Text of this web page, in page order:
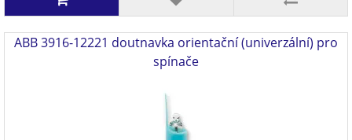
ABB 3916-12221 doutnavka orientační (univerzální) pro
spínače